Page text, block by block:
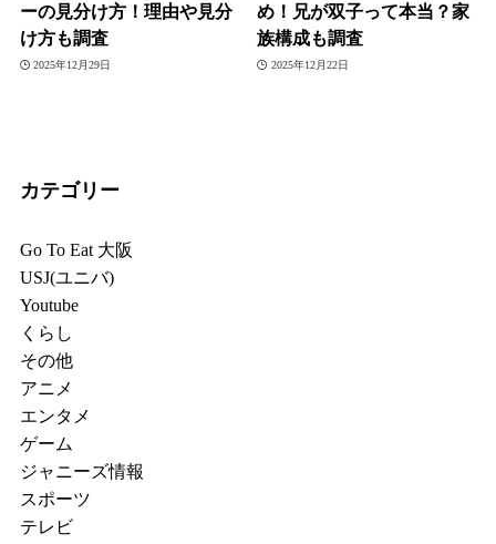
ーの見分け方！理由や見分
け方も調査
2025年12月29日
め！兄が双子って本当？家
族構成も調査
2025年12月22日
カテゴリー
Go To Eat 大阪
USJ(ユニバ)
Youtube
くらし
その他
アニメ
エンタメ
ゲーム
ジャニーズ情報
スポーツ
テレビ